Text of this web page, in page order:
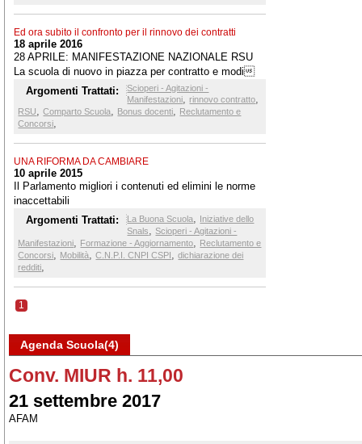
Ed ora subito il confronto per il rinnovo dei contratti
18 aprile 2016
28 APRILE: MANIFESTAZIONE NAZIONALE RSU
La scuola di nuovo in piazza per contratto e modi
che alla 107
Argomenti Trattati:
Scioperi - Agitazioni -
Manifestazioni, rinnovo contratto,
RSU,Comparto Scuola, Bonus docenti, Reclutamento e
Concorsi,
UNA RIFORMA DA CAMBIARE
10 aprile 2015
Il Parlamento migliori i contenuti ed elimini le norme
inaccettabili
Argomenti Trattati:
La Buona Scuola, Iniziative dello
Snals,Scioperi - Agitazioni -
Manifestazioni, Formazione - Aggiornamento, Reclutamento e
Concorsi, Mobilità,C.N.P.I. CNPI CSPI,dichiarazione dei
redditi,
1
Agenda Scuola(4)
Conv. MIUR h. 11,00
21 settembre 2017
AFAM